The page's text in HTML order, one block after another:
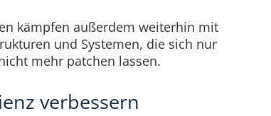
kämpfen außerdem weiterhin mit
und Systemen, die sich nur
mehr patchen lassen.
verbessern